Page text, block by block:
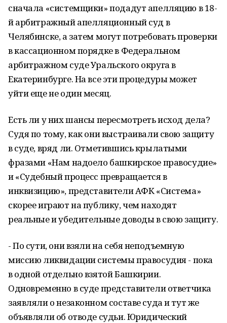
сначала «системщики» подадут апелляцию в 18-
й арбитражный апелляционный суд в
Челябинске, а затем могут потребовать проверки
в кассационном порядке в Федеральном
арбитражном суде Уральского округа в
Екатеринбурге. На все эти процедуры может
уйти еще не один месяц.
Есть ли у них шансы пересмотреть исход дела?
Судя по тому, как они выстраивали свою защиту
в суде, вряд ли. Отметившись крылатыми
фразами «Нам надоело башкирское правосудие»
и «Судебный процесс превращается в
инквизицию», представители АФК «Система»
скорее играют на публику, чем находят
реальные и убедительные доводы в свою защиту.
- По сути, они взяли на себя неподъемную
миссию ликвидации системы правосудия - пока
в одной отдельно взятой Башкирии.
Одновременно в суде представители ответчика
заявляли о незаконном составе суда и тут же
объявляли об отводе судьи. Юридический